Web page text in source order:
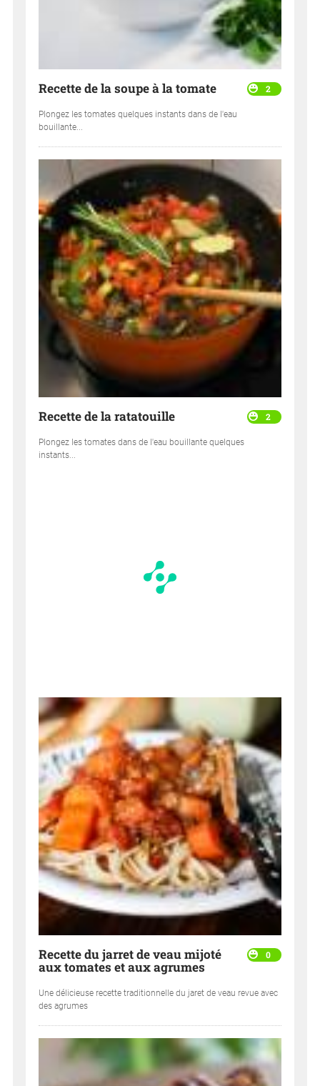
2
Recette de la soupe à la tomate
Plongez les tomates quelques instants dans de l'eau
bouillante...
2
Recette de la ratatouille
Plongez les tomates dans de l'eau bouillante quelques
instants...
0
Recette du jarret de veau mijoté
aux tomates et aux agrumes
Une délicieuse recette traditionnelle du jaret de veau revue avec
des agrumes